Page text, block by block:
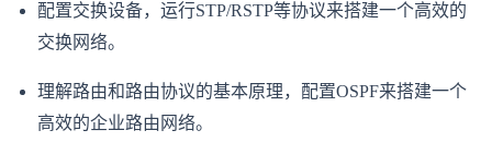
配置交换设备，运行STP/RSTP等协议来搭建一个高效的
交换网络。
理解路由和路由协议的基本原理，配置OSPF来搭建一个
高效的企业路由网络。